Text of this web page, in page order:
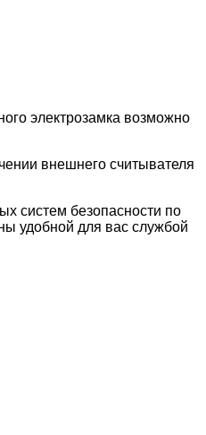
электрозамка возможно
внешнего считывателя
систем безопасности по
удобной для вас службой